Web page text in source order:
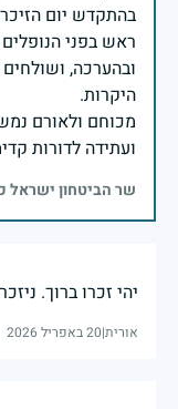
בהתקדש יום
ראש בפני
ובהערכה,
מכוחם ולאורם
ועתידה לדורות
שר הביטחון ישראל
יהי זכרו ברוך.
אורית|20 באפריל 2026